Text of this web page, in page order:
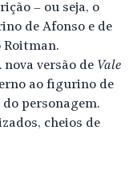
– ou seja, o
de Afonso e de
Roitman.
nova versão de Vale
ao figurino de
personagem.
cheios de